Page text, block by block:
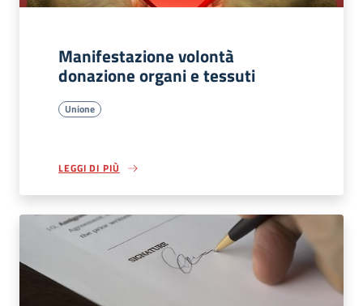
Manifestazione volontà
donazione organi e tessuti
Unione
LEGGI DI PIÙ